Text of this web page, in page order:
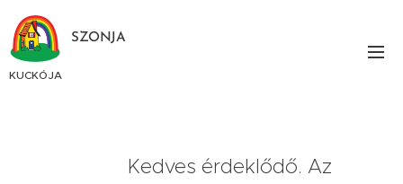
SZONJA
KUCKÓJA
Kedves érdeklődő. Az